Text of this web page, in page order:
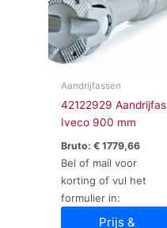
Aandrijfassen
42122929 Aandrijfas
Iveco 900 mm
Bruto:€ 1779,66
Bel of mail voor
korting of vul het
formulier in:
Prijs &